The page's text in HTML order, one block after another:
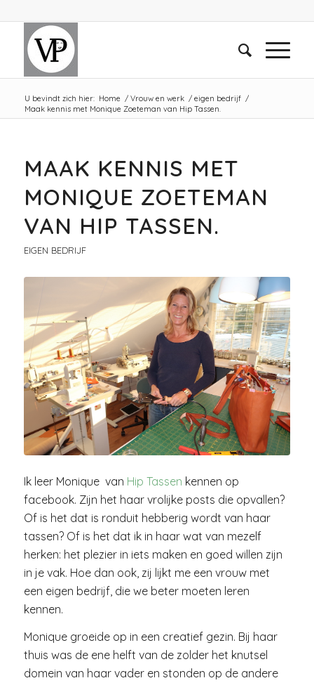
U bevindt zich hier: Home / Vrouw en werk / eigen bedrijf /
Maak kennis met Monique Zoeteman van Hip Tassen.
MAAK KENNIS MET
MONIQUE ZOETEMAN
VAN HIP TASSEN.
EIGEN BEDRIJF
Ik leer Monique van Hip Tassen kennen op
facebook. Zijn het haar vrolijke posts die opvallen?
Of is het dat is ronduit hebberig wordt van haar
tassen? Of is het dat ik in haar wat van mezelf
herken: het plezier in iets maken en goed willen zijn
in je vak. Hoe dan ook, zij lijkt me een vrouw met
een eigen bedrijf, die we beter moeten leren
kennen.
Monique groeide op in een creatief gezin. Bij haar
thuis was de ene helft van de zolder het knutsel
domein van haar vader en stonden op de andere